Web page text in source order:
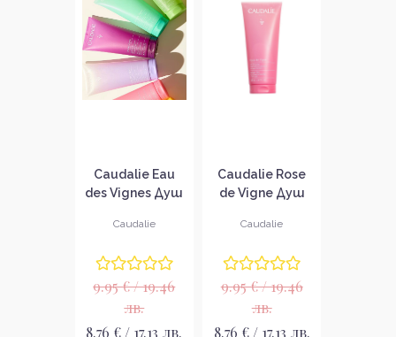
Caudalie Eau
des Vignes Душ
Caudalie
9.95 € / 19.46
лв.
8.76 € / 17.13 лв.
Caudalie Rose
de Vigne Душ
Caudalie
9.95 € / 19.46
лв.
8.76 € / 17.13 лв.